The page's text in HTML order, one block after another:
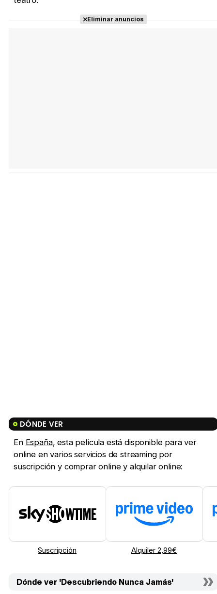
Eliminar anuncios
DÓNDE VER
En España, esta película está disponible para ver
online en varios servicios de streaming por
suscripción y comprar online y alquilar online:
Suscripción Alquiler 2,99€
Dónde ver 'Descubriendo Nunca Jamás'